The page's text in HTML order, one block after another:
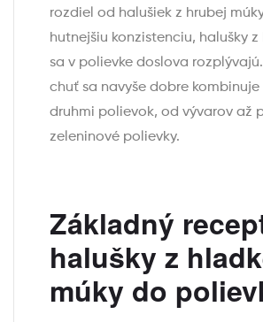
rozdiel od halušiek z hrubej
hutnejšiu konzistenciu, halušky
sa v polievke doslova
chuť sa navyše dobre kombinuje
druhmi polievok, od vývarov až
zeleninové polievky.
Základný
halušky z
múky do